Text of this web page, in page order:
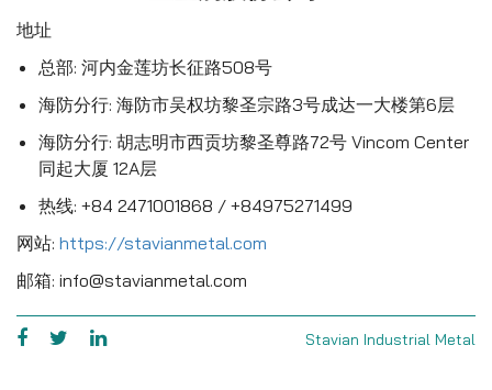
地址
总部: 河内金莲坊长征路508号
海防分行: 海防市吴权坊黎圣宗路3号成达一大楼第6层
海防分行: 胡志明市西贡坊黎圣尊路72号 Vincom Center
同起大厦 12A层
热线: +84 2471001868 / +84975271499
网站: https://stavianmetal.com
邮箱: info@stavianmetal.com
Stavian Industrial Metal